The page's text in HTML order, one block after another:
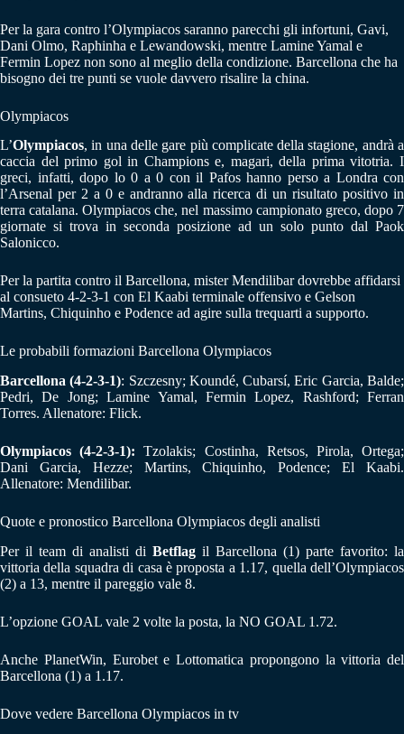
Per la gara contro l’Olympiacos saranno parecchi gli infortuni, Gavi,
Dani Olmo, Raphinha e Lewandowski, mentre Lamine Yamal e
Fermin Lopez non sono al meglio della condizione. Barcellona che ha
bisogno dei tre punti se vuole davvero risalire la china.
Olympiacos
L’Olympiacos, in una delle gare più complicate della stagione, andrà a
caccia del primo gol in Champions e, magari, della prima vitotria. I
greci, infatti, dopo lo 0 a 0 con il Pafos hanno perso a Londra con
l’Arsenal per 2 a 0 e andranno alla ricerca di un risultato positivo in
terra catalana. Olympiacos che, nel massimo campionato greco, dopo 7
giornate si trova in seconda posizione ad un solo punto dal Paok
Salonicco.
Per la partita contro il Barcellona, mister Mendilibar dovrebbe affidarsi
al consueto 4-2-3-1 con El Kaabi terminale offensivo e Gelson
Martins, Chiquinho e Podence ad agire sulla trequarti a supporto.
Le probabili formazioni Barcellona Olympiacos
Barcellona (4-2-3-1): Szczesny; Koundé, Cubarsí, Eric Garcia, Balde;
Pedri, De Jong; Lamine Yamal, Fermin Lopez, Rashford; Ferran
Torres. Allenatore: Flick.
Olympiacos (4-2-3-1): Tzolakis; Costinha, Retsos, Pirola, Ortega;
Dani Garcia, Hezze; Martins, Chiquinho, Podence; El Kaabi.
Allenatore: Mendilibar.
Quote e pronostico Barcellona Olympiacos degli analisti
Per il team di analisti di Betflag il Barcellona (1) parte favorito: la
vittoria della squadra di casa è proposta a 1.17, quella dell’Olympiacos
(2) a 13, mentre il pareggio vale 8.
L’opzione GOAL vale 2 volte la posta, la NO GOAL 1.72.
Anche PlanetWin, Eurobet e Lottomatica propongono la vittoria del
Barcellona (1) a 1.17.
Dove vedere Barcellona Olympiacos in tv